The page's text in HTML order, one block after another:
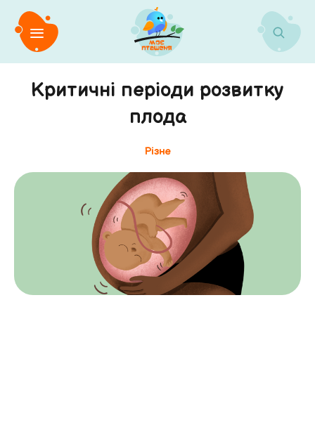
Критичні періоди розвитку
плода
Різне